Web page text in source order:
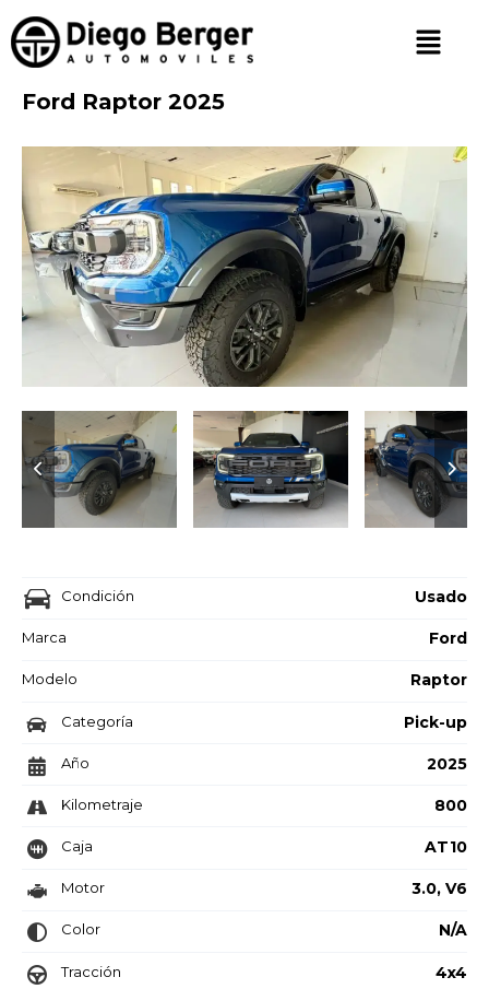
Ford Raptor 2025
Condición Usado
Marca Ford
Modelo Raptor
Categoría Pick-up
Año 2025
Kilometraje 800
Caja AT10
Motor 3.0, V6
Color N/A
Tracción 4x4